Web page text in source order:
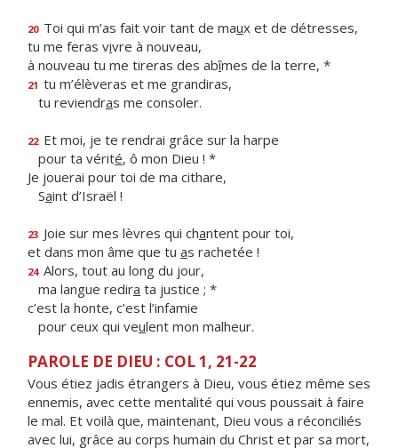
20 Toi qui m’as fait voir tant de maux et de détresses,
tu me feras vivre à nouveau,
à nouveau tu me tireras des abîmes de la terre, *
21 tu m’élèveras et me grandiras,
tu reviendras me consoler.
22 Et moi, je te rendrai grâce sur la harpe
pour ta vérité, ô mon Dieu ! *
Je jouerai pour toi de ma cithare,
Saint d’Israël !
23 Joie sur mes lèvres qui chantent pour toi,
et dans mon âme que tu as rachetée !
24 Alors, tout au long du jour,
ma langue redira ta justice ; *
c’est la honte, c’est l’infamie
pour ceux qui veulent mon malheur.
PAROLE DE DIEU : COL 1, 21-22
Vous étiez jadis étrangers à Dieu, vous étiez même ses
ennemis, avec cette mentalité qui vous poussait à faire
le mal. Et voilà que, maintenant, Dieu vous a réconciliés
avec lui, grâce au corps humain du Christ et par sa mort,